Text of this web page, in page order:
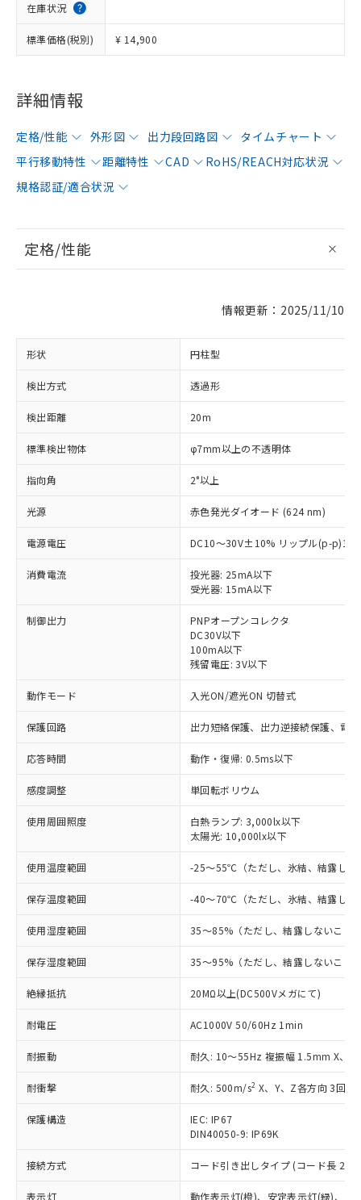
在庫状況
標準価格(税別) ¥ 14,900
詳細情報
定格/性能 外形図 出力段回路図
タイムチャート
平行移動特性
距離特性 CAD
RoHS/REACH対応状況
規格認証/適合状況
定格/性能
情報更新：2025/11/10
形状 円柱型
検出方式 透過形
検出距離 20m
標準検出物体 φ7mm以上の不透明体
指向角 2°以上
光源 赤色発光ダイオード (624 nm)
電源電圧 DC10～30V±10% リップル(p-
消費電流
投光器: 25mA以下
受光器: 15mA以下
制御出力
PNPオープンコレクタ
DC30V以下
100mA以下
残留電圧: 3V以下
動作モード 入光ON/遮光ON 切替式
保護回路 出力短絡保護、出力逆接続保護、電
応答時間 動作・復帰: 0.5ms以下
感度調整 単回転ボリウム
使用周囲照度
白熱ランプ: 3,000lx以下
太陽光: 10,000lx以下
使用温度範囲 -25～55℃（ただし、氷結、結露しな
保存温度範囲 -40～70℃（ただし、氷結、結露しな
使用湿度範囲 35～85%（ただし、結露しないこと
保存湿度範囲 35～95%（ただし、結露しないこと
絶縁抵抗 20MΩ以上(DC500Vメガにて)
耐電圧 AC1000V 50/60Hz 1min
耐振動 耐久: 10～55Hz 複振幅 1.5mm X、Y
耐衝撃 耐久: 500m/s2 X、Y、Z各方向 3回
保護構造
IEC: IP67
DIN40050-9: IP69K
接続方式 コード引き出しタイプ (コード長 2m)
表示灯 動作表示灯(橙)、安定表示灯(緑)、電
ご利用条件
以下の条件をお読みいただき、同意のうえ
ご利用ください。
本サービスは、当社制御機器事業取扱
商品の当社在庫状況および標準価格
(税抜)を提供させていただくもので
当社制御機器事業取扱商品の中には、
本サービスの対象外となる商品もある
ことをご了承ください。
在庫状況および標準価格照会結果は、
記載している更新日時点での社内デー
タに基づき作成されるものであり、閲
覧された時点での実際の在庫および標
準価格とは異なる場合があることをご
対応済み：EU RoHS指令（10物質）の
す。
対応予定：EU RoHS指令（10物質）の非含
有に対応した製品に切り替える予定のある
商品です。
対応予定なし：EU RoHS指令（10物質）の
非含有に非対応の商品で、対応品を出す予
調査・確認中：EU RoHS指令（10物質）の
非含有の対応状況を調査中または確認中の
非該当品：ライセンス料など無形物で、有
害物質有無と関係のない商品です。
仕入先様の事情により、非含有部品として
いたものが、含有品と判明した場合などや
むを得ず変更することがあります。
鉛(Pb) 1000ppm以下、 水銀(Hg) 1000ppm以下、 カド
ミウム(Cd) 100ppm以下、
六価クロム(Cr(Ⅵ)) 1000ppm以下、ポリ臭化ビフェニル
類(PBB) 1000ppm以下、ポリ臭化ジフェニルエーテル類
※1 中国RoHS○×表
「○」：最大均質材料含有率が中国RoHSの
基準値以下であることを示します。
「×」：最大均質材料含有率が中国RoHSの
基準値を超えていることを示します。
い合わせください。
*中国RoHS10物質の基準値 (GB/T26572)：
Pb(鉛) :1000ppm、 Hg(水銀) : 1000ppm、 Cd(カドミウ
Cr(Ⅵ)(六価クロム) : 1000ppm、 PBBs(ポリ臭化ビフェ
当社は、これら貴社製品のうち、外国
為替および外国貿易法に定める商品
（以下｢規制貨物等」という）を輸出
または国外への提供する場合は、日本
国政府の輸出許可(または役務取引許
可)を取得するなどの必要な手続きを